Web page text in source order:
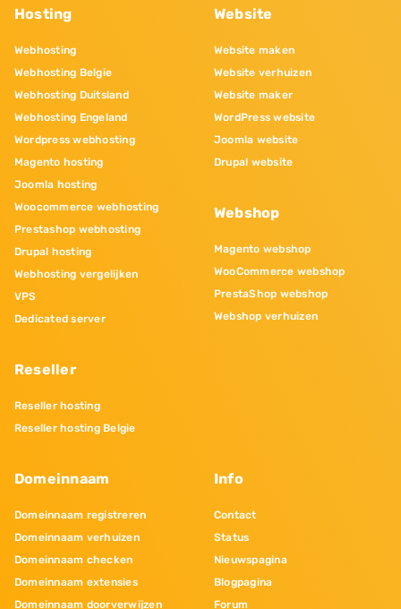
Hosting
Webhosting
Webhosting Belgie
Webhosting Duitsland
Webhosting Engeland
Wordpress webhosting
Magento hosting
Joomla hosting
Woocommerce webhosting
Prestashop webhosting
Drupal hosting
Webhosting vergelijken
VPS
Dedicated server
Reseller
Reseller hosting
Reseller hosting Belgie
Website
Website maken
Website verhuizen
Website maker
WordPress website
Joomla website
Drupal website
Webshop
Magento webshop
WooCommerce webshop
PrestaShop webshop
Webshop verhuizen
Domeinnaam
Domeinnaam registreren
Domeinnaam verhuizen
Domeinnaam checken
Domeinnaam extensies
Domeinnaam doorverwijzen
Info
Contact
Status
Nieuwspagina
Blogpagina
Forum